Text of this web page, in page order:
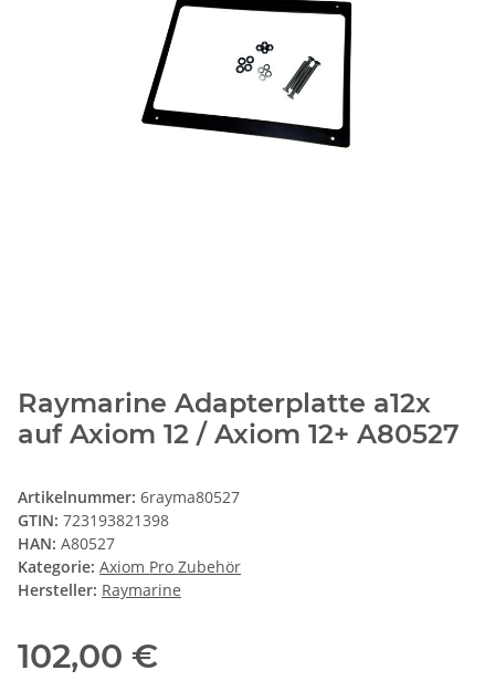
Raymarine Adapterplatte a12x
auf Axiom 12 / Axiom 12+ A80527
Artikelnummer: 6rayma80527
GTIN: 723193821398
HAN: A80527
Kategorie: Axiom Pro Zubehör
Hersteller: Raymarine
102,00 €